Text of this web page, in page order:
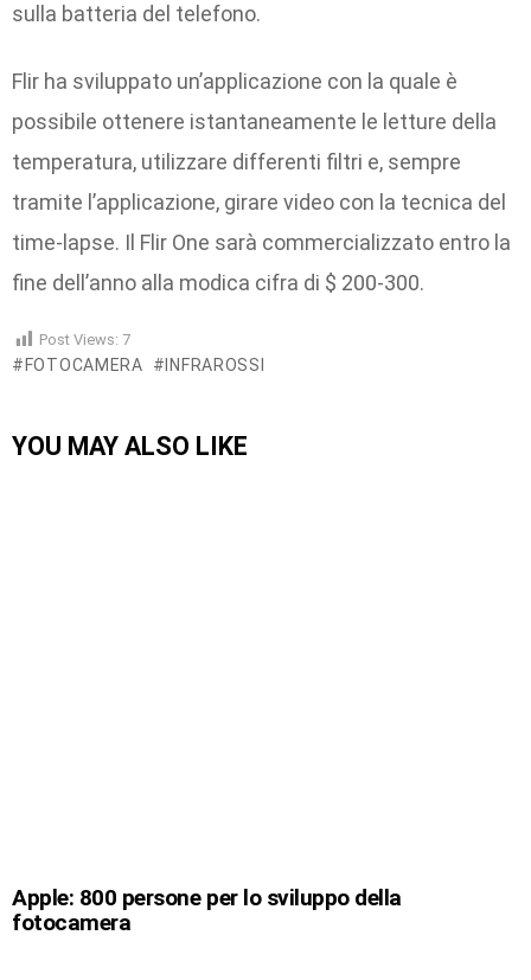
sulla batteria del telefono.
Flir ha sviluppato un’applicazione con la quale è
possibile ottenere istantaneamente le letture della
temperatura, utilizzare differenti filtri e, sempre
tramite l’applicazione, girare video con la tecnica del
time-lapse. Il Flir One sarà commercializzato entro la
fine dell’anno alla modica cifra di $ 200-300.
Post Views: 7
FOTOCAMERA INFRAROSSI
YOU MAY ALSO LIKE
Apple: 800 persone per lo sviluppo della
fotocamera